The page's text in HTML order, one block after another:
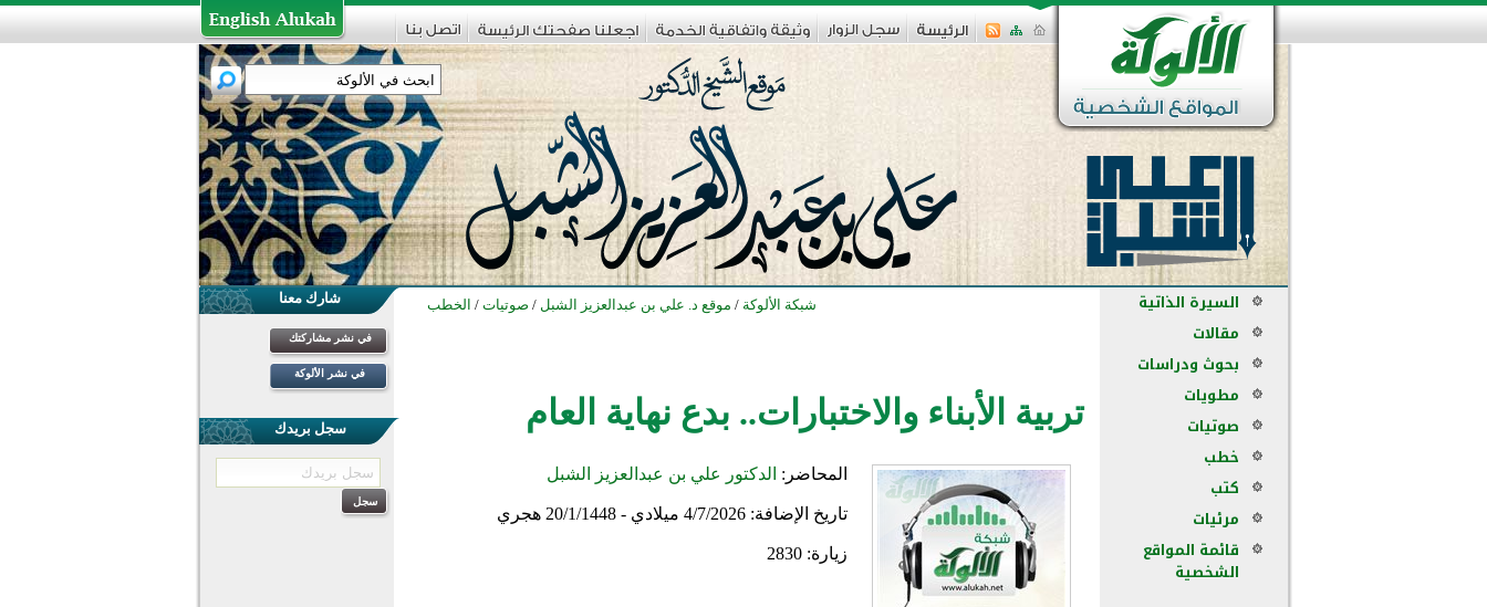
شبكة الألوكة / موقع د. علي بن عبدالعزيز الشبل / صوتيات / الخطب
تربية الأبناء والاختبارات.. بدع نهاية العام
المحاضر: الدكتور علي بن عبدالعزيز الشبل
تاريخ الإضافة:4/7/2026 ميلادي - 20/1/1448 هجري
زيارة: 2830
شارك معنا
في نشر مشاركتك
في نشر الألوكة
سجل بريدك
السيرة الذاتية
مقالات
بحوث ودراسات
مطويات
صوتيات
خطب
كتب
مرئيات
قائمة المواقع
الشخصية